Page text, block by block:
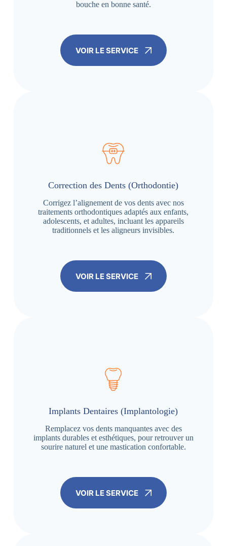
bouche en bonne santé.
VOIR LE SERVICE
Correction des Dents (Orthodontie)
Corrigez l’alignement de vos dents avec nos
traitements orthodontiques adaptés aux enfants,
adolescents, et adultes, incluant les appareils
traditionnels et les aligneurs invisibles.
VOIR LE SERVICE
Implants Dentaires (Implantologie)
Remplacez vos dents manquantes avec des
implants durables et esthétiques, pour retrouver un
sourire naturel et une mastication confortable.
VOIR LE SERVICE